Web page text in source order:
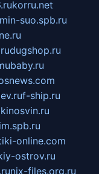
korru.net
suo.spb.ru
dugshop.ru
f-ship.ru
kinosvin.ru
online.com
ostrov.ru
nix-files.org.ru